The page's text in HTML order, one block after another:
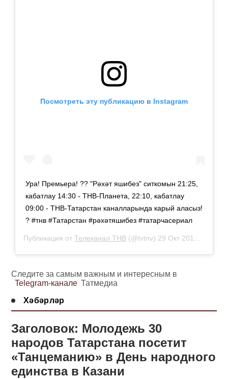
Посмотреть эту публикацию в Instagram
Ура! Премьера! ?? "Рәхәт яшибез" ситкомын 21:25,
кабатлау 14:30 - ТНВ-Планета, 22:10, кабатлау
09:00 - ТНВ-Татарстан каналларында карый аласыз!
? #тнв #Татарстан #рәхәтяшибез #татарчасериал
Публикация от Телеканал ТНВ (@tvtnv) 29 Окт 2019 в 5:49 PDT
Следите за самым важным и интересным в
Telegram-канале Татмедиа
Хәбәрләр
Заголовок: Молодежь 30
народов Татарстана посетит
«Танцеманию» в День народного
единства в Казани